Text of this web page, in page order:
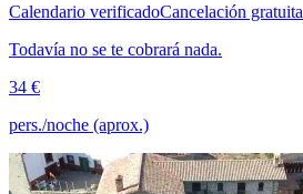
Calendario verificadoCancelación gratuita
Todavía no se te cobrará nada.
34 €
pers./noche (aprox.)